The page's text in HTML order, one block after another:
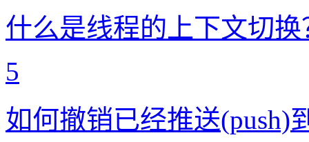
什么是线程的上下文切换
5
如何撤销已经推送(push)